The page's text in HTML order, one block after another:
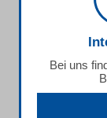
Bei uns